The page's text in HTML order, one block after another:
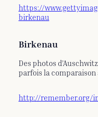
https://
birkenau
Birkenau
Des photos
parfois la comparaison
http://remember.org/